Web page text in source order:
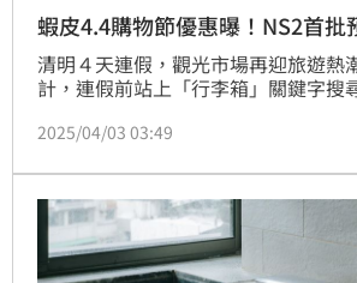
蝦皮4.4購物節優惠曝！NS2首批
清明４天連假，觀光市場再迎旅遊熱
計，連假前站上「行李箱」關鍵字搜
持續升溫！看準連假旅遊熱潮，即日
「99元起免運吃到飽」、「回購享蝦
「集點換購4元起」三大優惠助力用
煙波大飯店、老爺酒店集團等熱門住
2,280
2025/04/03 03:49